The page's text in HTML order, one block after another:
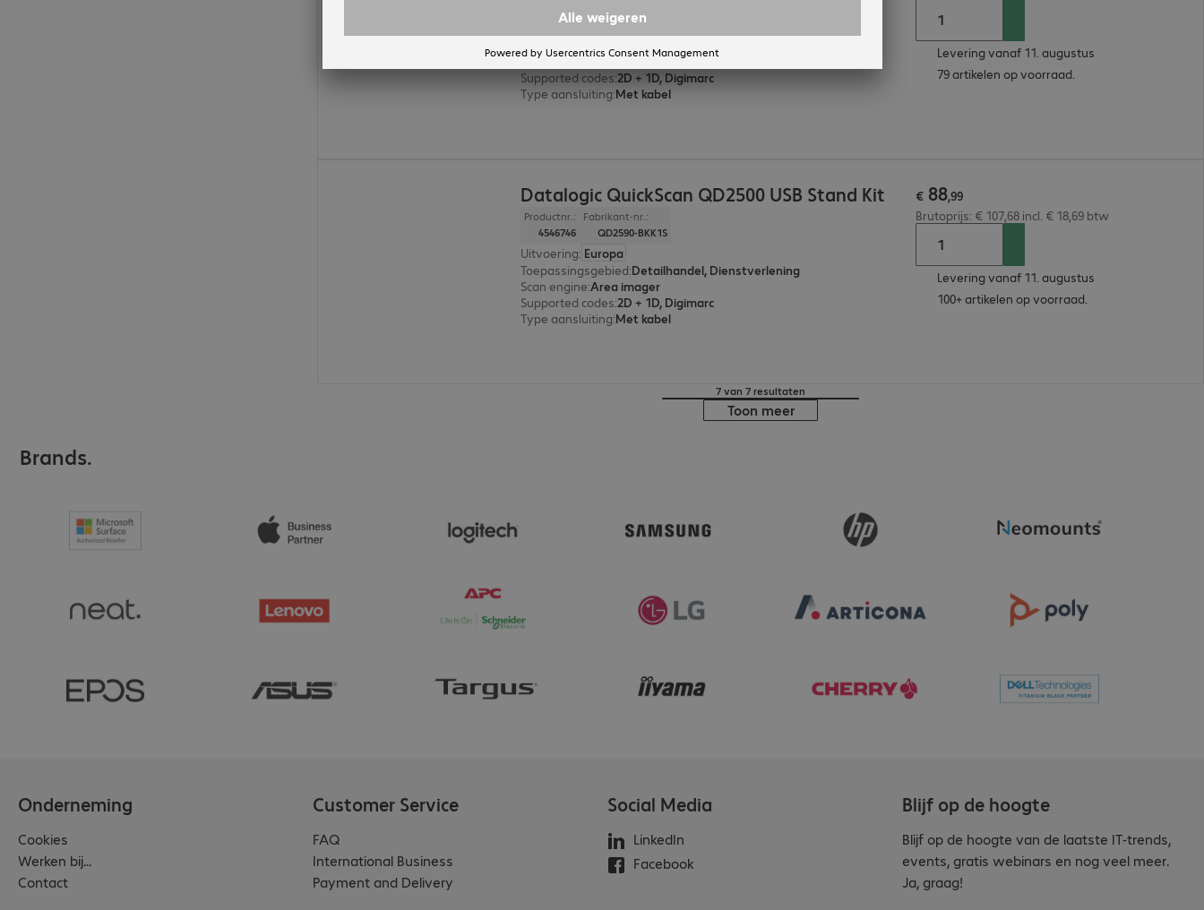
Uitvoering: Europa
Scan engine:Area imager
Supported codes:2D + 1D, Digimarc
Type aansluiting:Met kabel
Levering vanaf 11. augustus
79 artikelen op voorraad.
Datalogic QuickScan QD2500 USB Stand Kit
Productnr.:
4546746
Fabrikant-nr.:
QD2590-BKK1S
Uitvoering: Europa
Toepassingsgebied:Detailhandel, Dienstverlening
Scan engine:Area imager
Supported codes:2D + 1D, Digimarc
Type aansluiting:Met kabel
€ 88,99
Brutoprijs: € 107,68 incl. € 18,69 btw
Levering vanaf 11. augustus
100+ artikelen op voorraad.
7 van 7 resultaten
Toon meer
Brands.
Onderneming
Cookies
Werken bij...
Contact
Customer Service
FAQ
International Business
Payment and Delivery
Social Media
LinkedIn
Facebook
Blijf op de hoogte
Blijf op de hoogte van de laatste IT-trends,
events, gratis webinars en nog veel meer.
Ja, graag!